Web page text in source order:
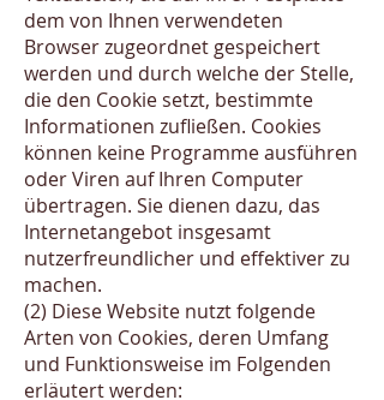
dem von Ihnen verwendeten
Browser zugeordnet gespeichert
werden und durch welche der Stelle,
die den Cookie setzt, bestimmte
Informationen zufließen. Cookies
können keine Programme ausführen
oder Viren auf Ihren Computer
übertragen. Sie dienen dazu, das
Internetangebot insgesamt
nutzerfreundlicher und effektiver zu
machen.
(2) Diese Website nutzt folgende
Arten von Cookies, deren Umfang
und Funktionsweise im Folgenden
erläutert werden: